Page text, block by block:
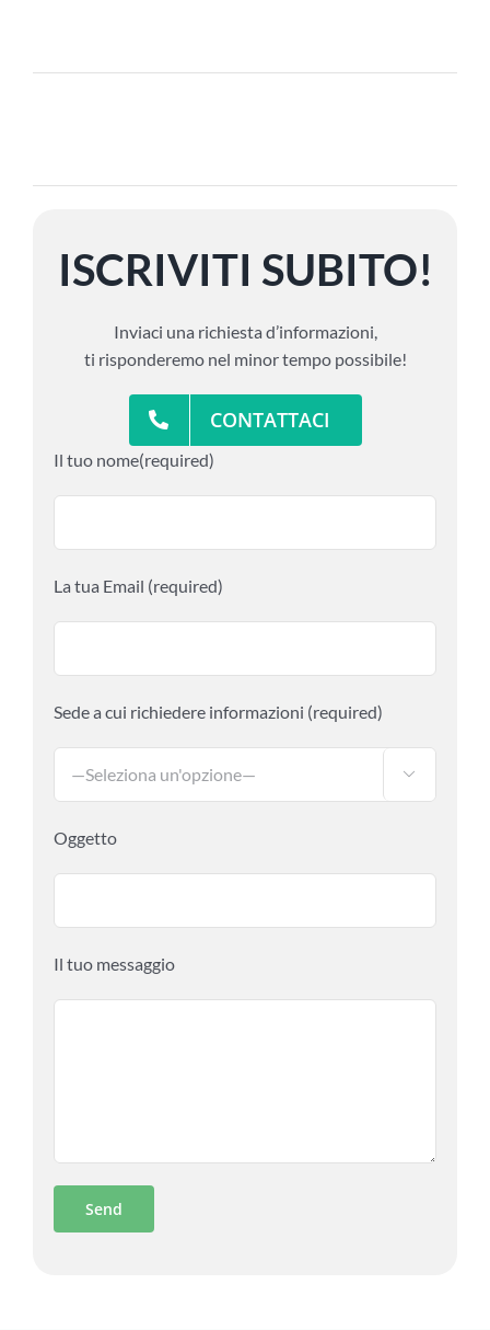
ISCRIVITI SUBITO!
Inviaci una richiesta d’informazioni,
ti risponderemo nel minor tempo possibile!
CONTATTACI
Il tuo nome(required)
La tua Email (required)
Sede a cui richiedere informazioni (required)

Oggetto
Il tuo messaggio